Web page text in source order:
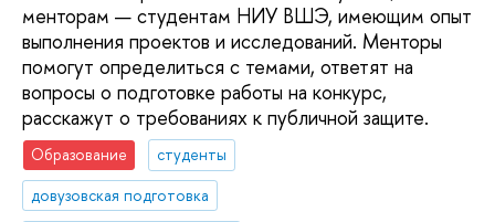
менторам — студентам НИУ ВШЭ, имеющим опыт
выполнения проектов и исследований. Менторы
помогут определиться с темами, ответят на
вопросы о подготовке работы на конкурс,
расскажут о требованиях к публичной защите.
Образование
студенты
довузовская подготовка